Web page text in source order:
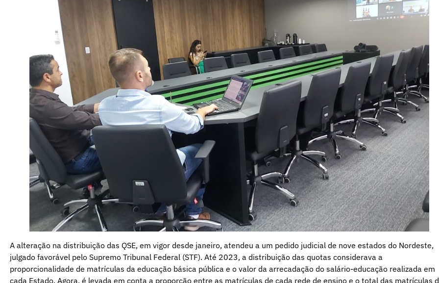
A alteração na distribuição das QSE, em vigor desde janeiro, atendeu a um pedido judicial de nove estados do Nordeste,
julgado favorável pelo Supremo Tribunal Federal (STF). Até 2023, a distribuição das quotas considerava a
proporcionalidade de matrículas da educação básica pública e o valor da arrecadação do salário-educação realizada em
cada Estado. Agora, é levada em conta a proporção entre as matrículas de cada rede de ensino e o total das matrículas